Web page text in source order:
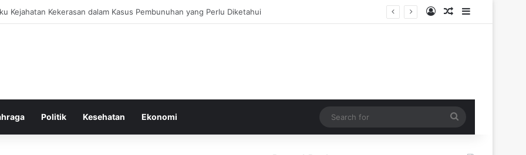
untuk Menstabilkan Hormon Tubuh Secara Alami dan Aman Setiap Hari Log InRandom Article
Sidebar
Politik Kesehatan Ekonomi
for